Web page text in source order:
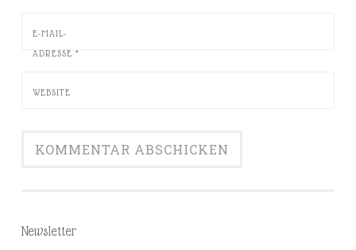
E-MAIL-
ADRESSE *
WEBSITE
Newsletter